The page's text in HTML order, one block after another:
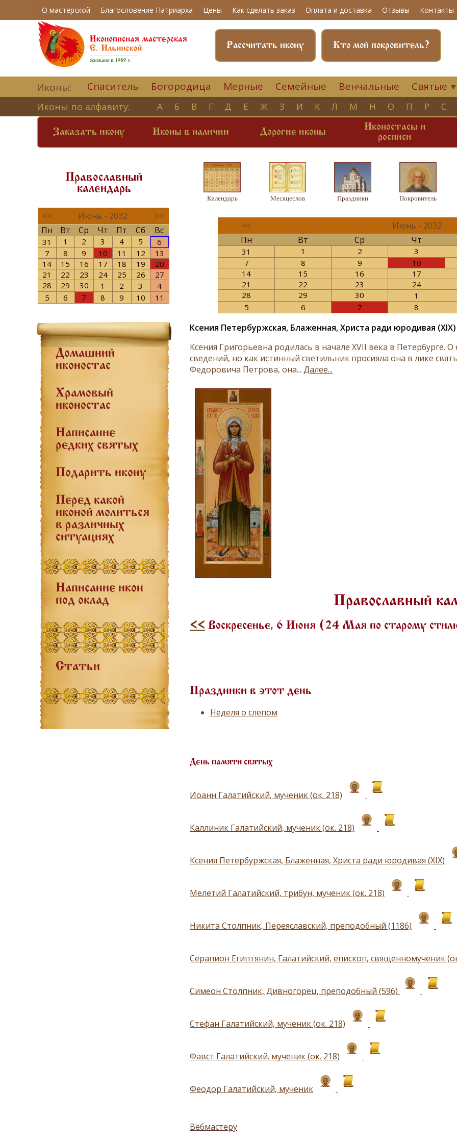
О мастерской Благословение Патриарха Цены Как сделать заказ Оплата и доставка Отзывы Контакты
Кто мой покровитель?
Рассчитать икону
Иконы: Спаситель Богородица Мерные Семейные Венчальные Святые ▼
Иконы по алфавиту: А Б В Г Д Е Ж З И К Л М Н О П Р С
Заказать икону Иконы в наличии Дорогие иконы
Иконостасы и
росписи
Православный
календарь
<< Июнь - 2032
>>
Пн
Вт Ср Чт Пт Сб Вс
31 1 2 3 4 5
6
7
8 9 10 11 12
13
14
15 16 17 18 19
20
21
22 23 24 25 26
27
28
29 30 1 2 3
4
5
6 7 8 9 10 11
Домашний
иконостас
Храмовый
иконостас
Написание
редких святых
Подарить икону
Перед какой
иконой молиться
в различных
ситуациях
Написание икон
под оклад
Статьи
Календарь Месяцеслов Праздники Покровитель
<< Июнь - 2032
Пн
Вт Ср Чт
31 1 2 3
7
8 9 10
14
15 16 17
21
22 23 24
28
29 30 1
5
6 7 8
Ксения Петербуржская, Блаженная, Христа ради юродивая (XIX)
Ксения Григорьевна родилась в начале XVII века в Петербурге.
сведений, но как истинный светильник просияла она в лике
Федоровича Петрова, она... Далее...
Православный
<< Воскресенье, 6 Июня (24 Мая по старому
Праздники в этот день
Неделя о слепом
День памяти святых
Иоанн Галатийский, мученик (ок. 218)
Каллиник Галатийский, мученик (ок. 218)
Ксения Петербуржская, Блаженная, Христа ради юродивая (XIX)
Мелетий Галатийский, трибун, мученик (ок. 218)
Никита Столпник, Переяславский, преподобный (1186)
Серапион Египтянин, Галатийский, епископ, священномученик
Симеон Столпник, Дивногорец, преподобный (596)
Стефан Галатийский, мученик (ок. 218)
Фавст Галатийский. мученик (ок. 218)
Феодор Галатийский, мученик
Вебмастеру